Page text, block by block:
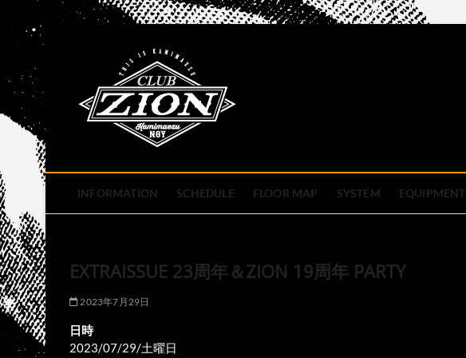
content
INFORMATION SCHEDULE FLOOR MAP SYSTEM EQUIPMENT
EXTRAISSUE 23周年＆ZION 19周年 PARTY
2023年7月29日
日時
2023/07/29/土曜日